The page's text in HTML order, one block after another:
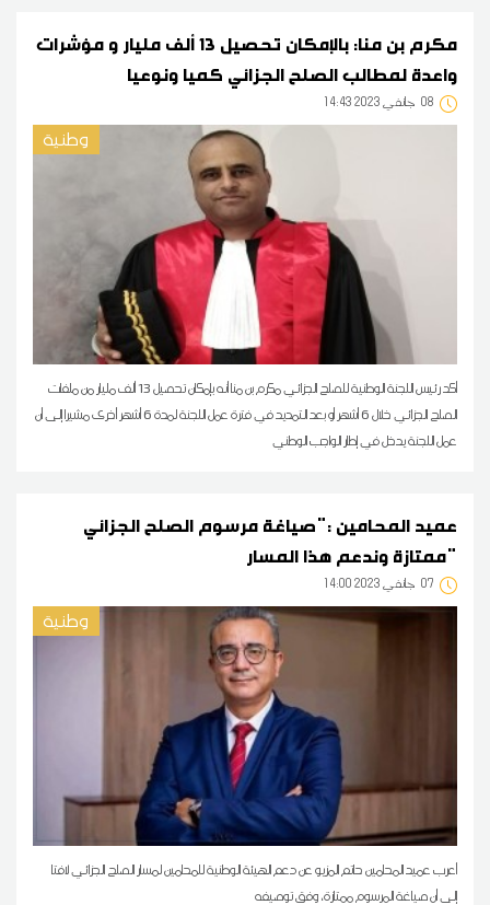
مكرم بن منا: بالإمكان تحصيل 13 ألف مليار و مؤشرات
واعدة لمطالب الصلح الجزائي كميا ونوعيا
08 14:43 2023 جانفي
وطنية
أكد رئيس اللجنة الوطنية للصلح الجزائي مكرم بن منا أنه بإمكان تحصيل 13 ألف مليار من ملفات
الصلح الجزائي خلال 6 أشهر أو بعد التمديد في فترة عمل اللجنة لمدة 6 أشهر أخرى مشيرا إلى أن
عمل اللجنة يدخل في إطار الواجب الوطني
عميد المحامين :"صياغة مرسوم الصلح الجزائي
ممتازة وندعم هذا المسار"
07 14:00 2023 جانفي
وطنية
أعرب عميد المحامين حاتم المزيو عن دعم الهيئة الوطنية للمحامين لمسار الصلح الجزائي لافتا
إلى أن صياغة المرسوم ممتازة، وفق توصيفه